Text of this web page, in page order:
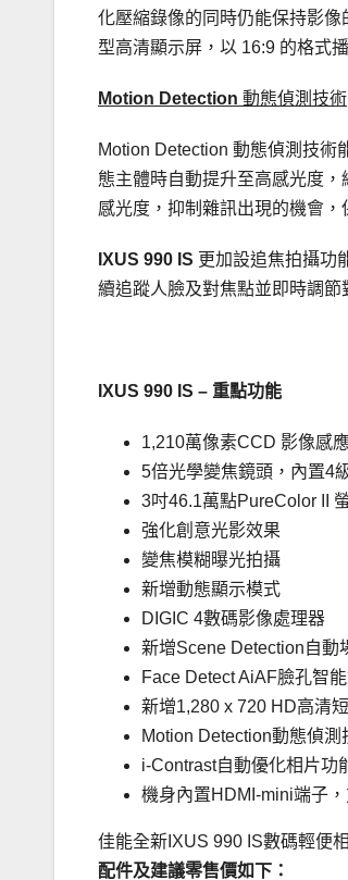
化壓縮錄像的同時仍能保持影像
型高清顯示屏，以 16:9 的格式
Motion Detection 動態偵測技術
Motion Detection 動態偵測技術
態主體時自動提升至高感光度
感光度，抑制雜訊出現的機會，
IXUS 990 IS 更加設追焦拍攝功
續追蹤人臉及對焦點並即時調
IXUS 990 IS – 重點功能
1,210萬像素CCD 影像感
5倍光學變焦鏡頭，內置4
3吋46.1萬點PureColor II
強化創意光影效果
變焦模糊曝光拍攝
新增動態顯示模式
DIGIC 4數碼影像處理器
新增Scene Detection自動
Face Detect AiAF臉孔智
新增1,280 x 720 HD高清
Motion Detection動態偵
i-Contrast自動優化相片功
機身內置HDMI-mini端子
佳能全新IXUS 990 IS數碼輕便
配件及建議零售價如下：